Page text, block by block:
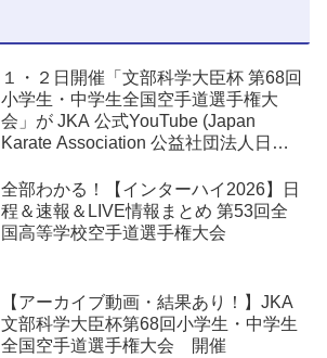
１・２日開催「文部科学大臣杯 第68回
小学生・中学生全国空手道選手権大
会」が JKA 公式YouTube (Japan
Karate Association 公益社団法人日本
全部わかる！【インターハイ2026】日
程＆速報＆LIVE情報まとめ 第53回全
国高等学校空手道選手権大会
【アーカイブ動画・結果あり！】JKA
文部科学大臣杯第68回小学生・中学生
全国空手道選手権大会 開催